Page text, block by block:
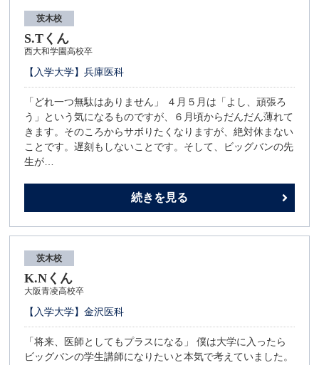
茨木校
S.Tくん
西大和学園高校卒
【入学大学】兵庫医科
「どれ一つ無駄はありません」 ４月５月は「よし、頑張ろ
う」という気になるものですが、６月頃からだんだん薄れて
きます。そのころからサボりたくなりますが、絶対休まない
ことです。遅刻もしないことです。そして、ビッグバンの先
生が…
続きを見る
茨木校
K.Nくん
大阪青凌高校卒
【入学大学】金沢医科
「将来、医師としてもプラスになる」 僕は大学に入ったら
ビッグバンの学生講師になりたいと本気で考えていました。